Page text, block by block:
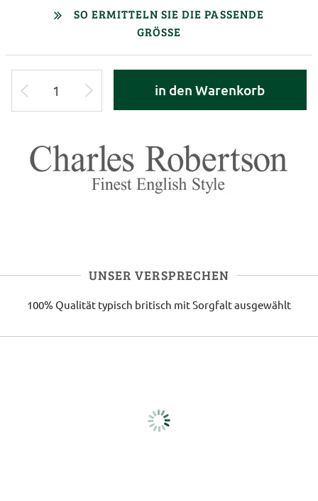
SO ERMITTELN SIE DIE PASSENDE
GRÖSSE
in den Warenkorb
UNSER VERSPRECHEN
100% Qualität typisch britisch mit Sorgfalt ausgewählt